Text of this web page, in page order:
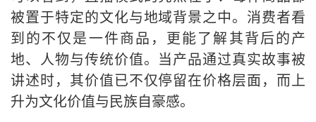
被置于特定的文化与地域背景之中。消费者看
到的不仅是一件商品，更能了解其背后的产
地、人物与传统价值。当产品通过真实故事被
讲述时，其价值已不仅停留在价格层面，而上
升为文化价值与民族自豪感。